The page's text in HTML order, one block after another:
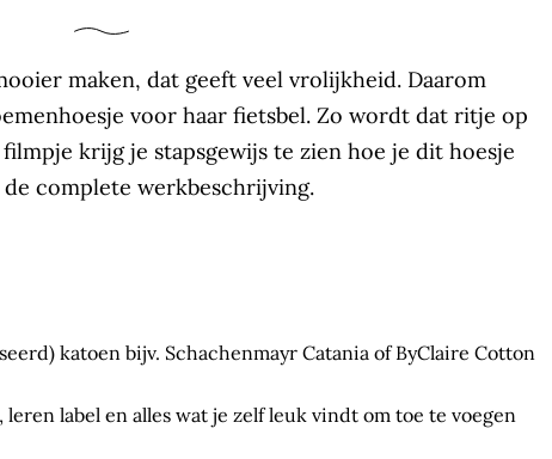
maken, dat geeft veel vrolijkheid. Daarom
voor haar fietsbel. Zo wordt dat ritje op
krijg je stapsgewijs te zien hoe je dit hoesje
complete werkbeschrijving.
katoen bijv. Schachenmayr Catania of ByClaire Cotton
label en alles wat je zelf leuk vindt om toe te voegen